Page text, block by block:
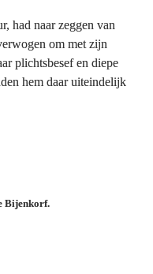
had naar zeggen van
om met zijn
plichtsbesef en diepe
hem daar uiteindelijk
Bijenkorf.